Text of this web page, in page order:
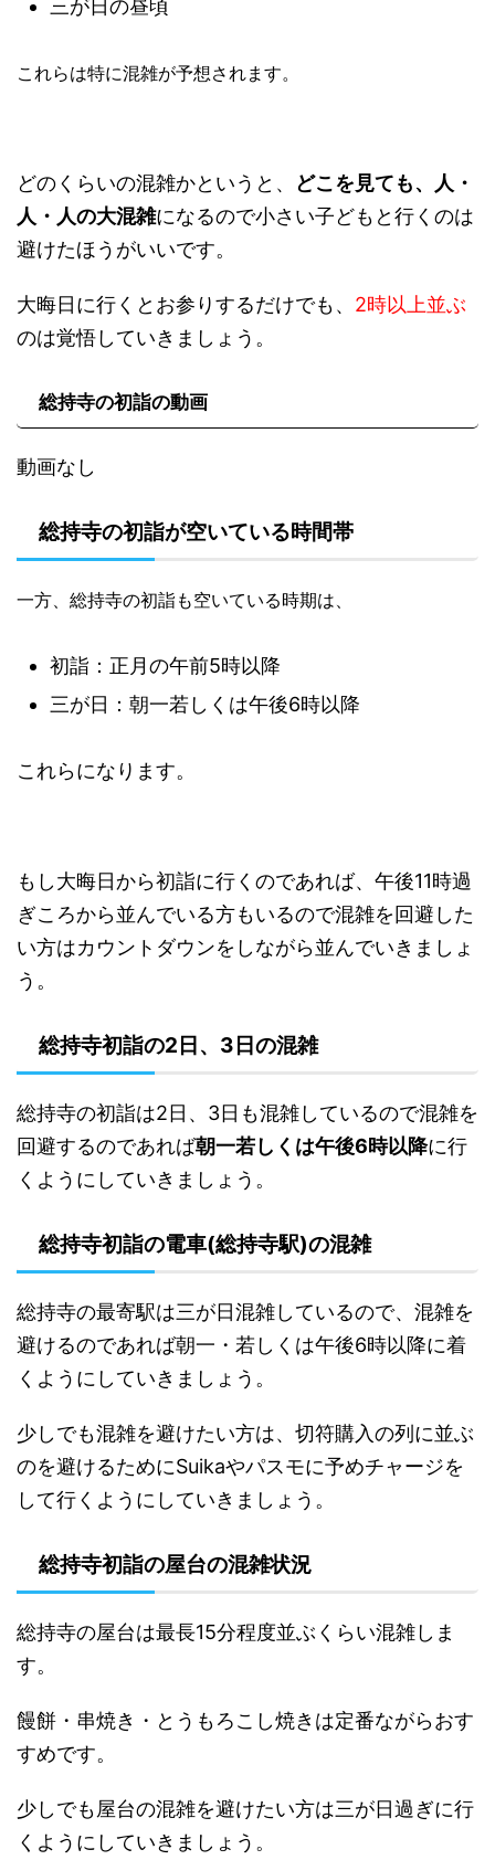
三が日の昼頃
これらは特に混雑が予想されます。
どのくらいの混雑かというと、 どこを見ても、人・
人・人の大混雑になるので小さい子どもと行くのは
避けたほうがいいです。
大晦日に行くとお参りするだけでも、 2時以上並ぶ
のは覚悟していきましょう。
総持寺の初詣の動画
動画なし
総持寺の初詣が空いている時間帯
一方、総持寺の初詣も空いている時期は、
初詣：正月の午前5時以降
三が日：朝一若しくは午後6時以降
これらになります。
もし大晦日から初詣に行くのであれば、午後11時過
ぎころから並んでいる方もいるので混雑を回避した
い方はカウントダウンをしながら並んでいきましょ
う。
総持寺初詣の2日、3日の混雑
総持寺の初詣は2日、3日も混雑しているので混雑を
回避するのであれば朝一若しくは午後6時以降に行
くようにしていきましょう。
総持寺初詣の電車(総持寺駅)の混雑
総持寺の最寄駅は三が日混雑しているので、混雑を
避けるのであれば朝一・若しくは午後6時以降に着
くようにしていきましょう。
少しでも混雑を避けたい方は、切符購入の列に並ぶ
のを避けるためにSuikaやパスモに予めチャージを
して行くようにしていきましょう。
総持寺初詣の屋台の混雑状況
総持寺の屋台は最長15分程度並ぶくらい混雑しま
す。
饅餅・串焼き・とうもろこし焼きは定番ながらおす
すめです。
少しでも屋台の混雑を避けたい方は三が日過ぎに行
くようにしていきましょう。